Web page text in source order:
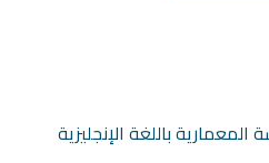
باللغة الإنجليزية